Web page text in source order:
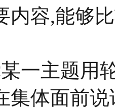
内容,能够
某一主题
集体面前